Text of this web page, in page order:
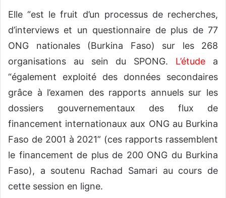
Elle “est le fruit d’un processus de recherches,
d’interviews et un questionnaire de plus de 77
ONG nationales (Burkina Faso) sur les 268
organisations au sein du SPONG. L’étude a
“également exploité des données secondaires
grâce à l’examen des rapports annuels sur les
dossiers gouvernementaux des flux de
financement internationaux aux ONG au Burkina
Faso de 2001 à 2021” (ces rapports rassemblent
le financement de plus de 200 ONG du Burkina
Faso), a soutenu Rachad Samari au cours de
cette session en ligne.